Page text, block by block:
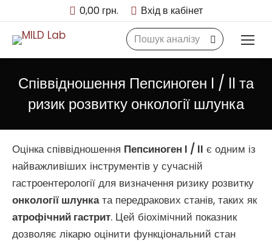
0,00 грн. Вхід в кабінет
Search:
Співвідношення Пепсиноген I / II та
ризик розвитку онкології шлунка
Оцінка співвідношення Пепсиноген I / II є одним із
найважливіших інструментів у сучасній
гастроентерології для визначення ризику розвитку
онкології шлунката передракових станів, таких як
атрофічний гастрит. Цей біохімічний показник
дозволяє лікарю оцінити функціональний стан